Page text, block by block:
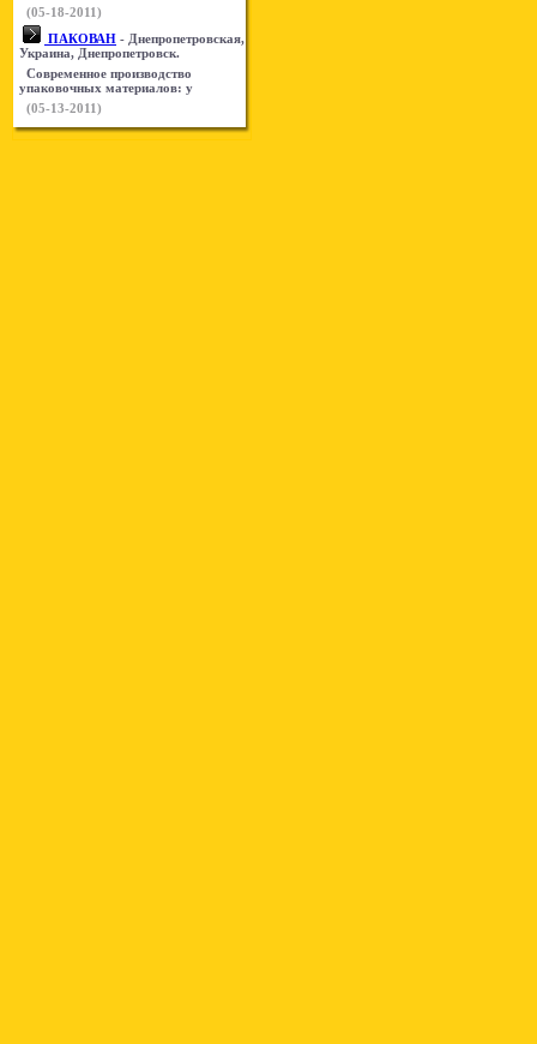
(05-18-2011)
ПАКОВАН - Днепропетровская,
Украина, Днепропетровск.
Современное производство
упаковочных материалов: у
(05-13-2011)